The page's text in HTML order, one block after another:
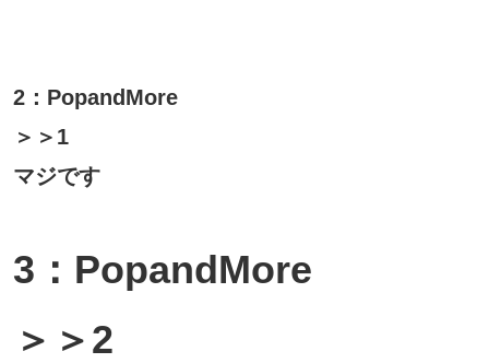
2：PopandMore
＞＞1
マジです
3：PopandMore
＞＞2